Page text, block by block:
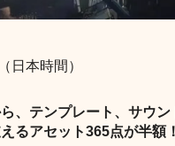
日本時間）
、テンプレート、サウ
るアセット365点が半額！